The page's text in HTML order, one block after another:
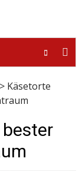
> Käsetorte
bester